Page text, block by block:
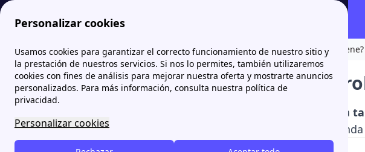
Personalizar cookies
Usamos cookies para garantizar el correcto funcionamiento de nuestro sitio y
la prestación de nuestros servicios. Si nos lo permites, también utilizaremos
cookies con fines de análisis para mejorar nuestra oferta y mostrarte anuncios
personalizados. Para más información, consulta nuestra política de
privacidad.
Personalizar cookies
Papernest.es MoreTarifas PVPC de Iberdrola: ¿Cómo Funciona y Qué Precios Tiene?
PVPC de
La PVPC de Iberdrola es la
según la